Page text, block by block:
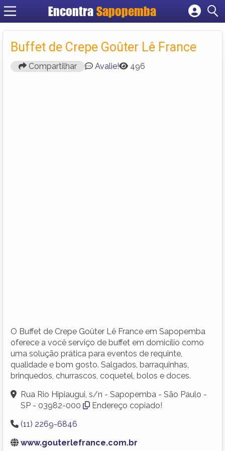
Encontra Sapopemba
Cadastrar empresa
Criar conta
Buffet de Crepe Goûter Lê France
Compartilhar Avalie! 496
O Buffet de Crepe Goûter Lê France em Sapopemba
oferece a você serviço de buffet em domicílio como
uma solução prática para eventos de requinte,
qualidade e bom gosto. Salgados, barraquinhas,
brinquedos, churrascos, coquetel, bolos e doces.
Rua Rio Hipiaugui, s/n - Sapopemba - São Paulo -
SP - 03982-000
Endereço copiado!
(11) 2269-6846
www.gouterlefrance.com.br